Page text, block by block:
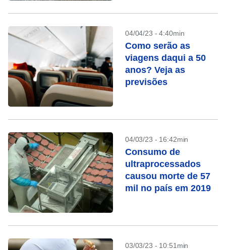
04/04/23 - 4:40min
Como serão as
viagens daqui a 50
anos? Veja as
previsões
04/03/23 - 16:42min
Consumo de
ultraprocessados
causou morte de 57
mil no país em 2019
03/03/23 - 10:51min